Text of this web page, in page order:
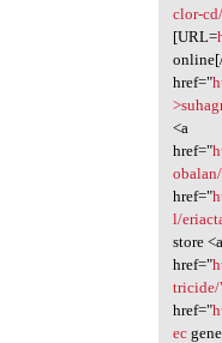
clor-cd/
[URL=
href="
<a
href="
href="
l/
store <a
href="
href="
ec